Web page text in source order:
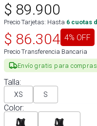
$ 89.900
Precio Tarjetas: Hasta 6 cuotas
$ 86.304 4% OFF
Precio Transferencia Bancaria
Envío gratis para
Talla:
XS S
Color: